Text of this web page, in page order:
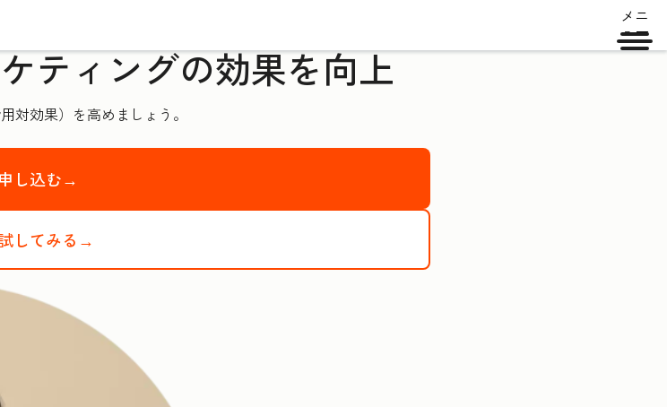
メニ
ュー
ティングの効果を向上
対効果）を高めましょう。
し込む→
してみる→